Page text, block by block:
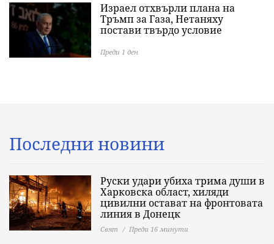
Израел отхвърли плана на
Тръмп за Газа, Нетаняху
постави твърдо условие
Преди 1 ден
Последни новини
Руски удари убиха трима души в
Харковска област, хиляди
цивилни остават на фронтовата
линия в Донецк
Свят Преди 16 минути